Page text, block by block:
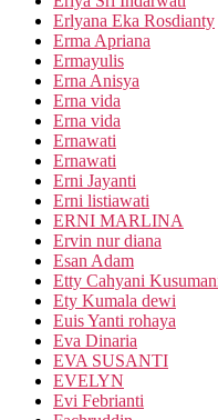
Erlyana Eka Rosdianty
Erma Apriana
Ermayulis
Erna Anisya
Erna vida
Erna vida
Ernawati
Ernawati
Erni Jayanti
Erni listiawati
ERNI MARLINA
Ervin nur diana
Esan Adam
Etty Cahyani
Ety Kumala dewi
Euis Yanti rohaya
Eva Dinaria
EVA SUSANTI
EVELYN
Evi Febrianti